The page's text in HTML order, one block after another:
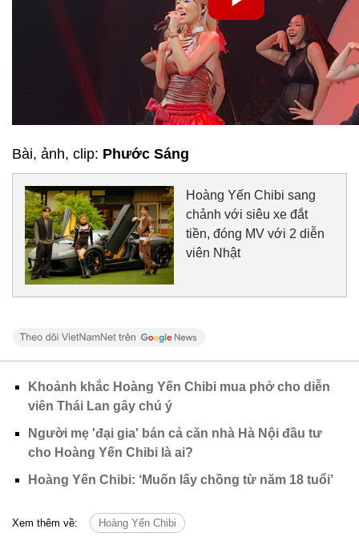
Bài, ảnh, clip: Phước Sáng
Hoàng Yến Chibi sang
chảnh với siêu xe đắt
tiền, đóng MV với 2 diễn
viên Nhật
Khoảnh khắc Hoàng Yến Chibi mua phở cho diễn
viên Thái Lan gây chú ý
Người mẹ 'đại gia' bán cả căn nhà Hà Nội đầu tư
cho Hoàng Yến Chibi là ai?
Hoàng Yến Chibi: ‘Muốn lấy chồng từ năm 18 tuổi’
Xem thêm về: Hoàng Yến Chibi